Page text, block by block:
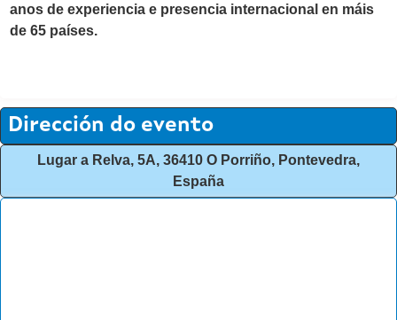
anos de experiencia e presencia internacional en máis
de 65 países.
Dirección do evento
Lugar a Relva, 5A, 36410 O Porriño, Pontevedra,
España